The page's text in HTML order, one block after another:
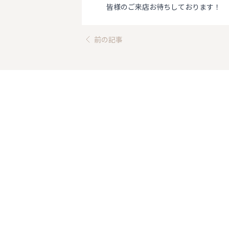
皆様のご来店お待ちしております！
前の記事